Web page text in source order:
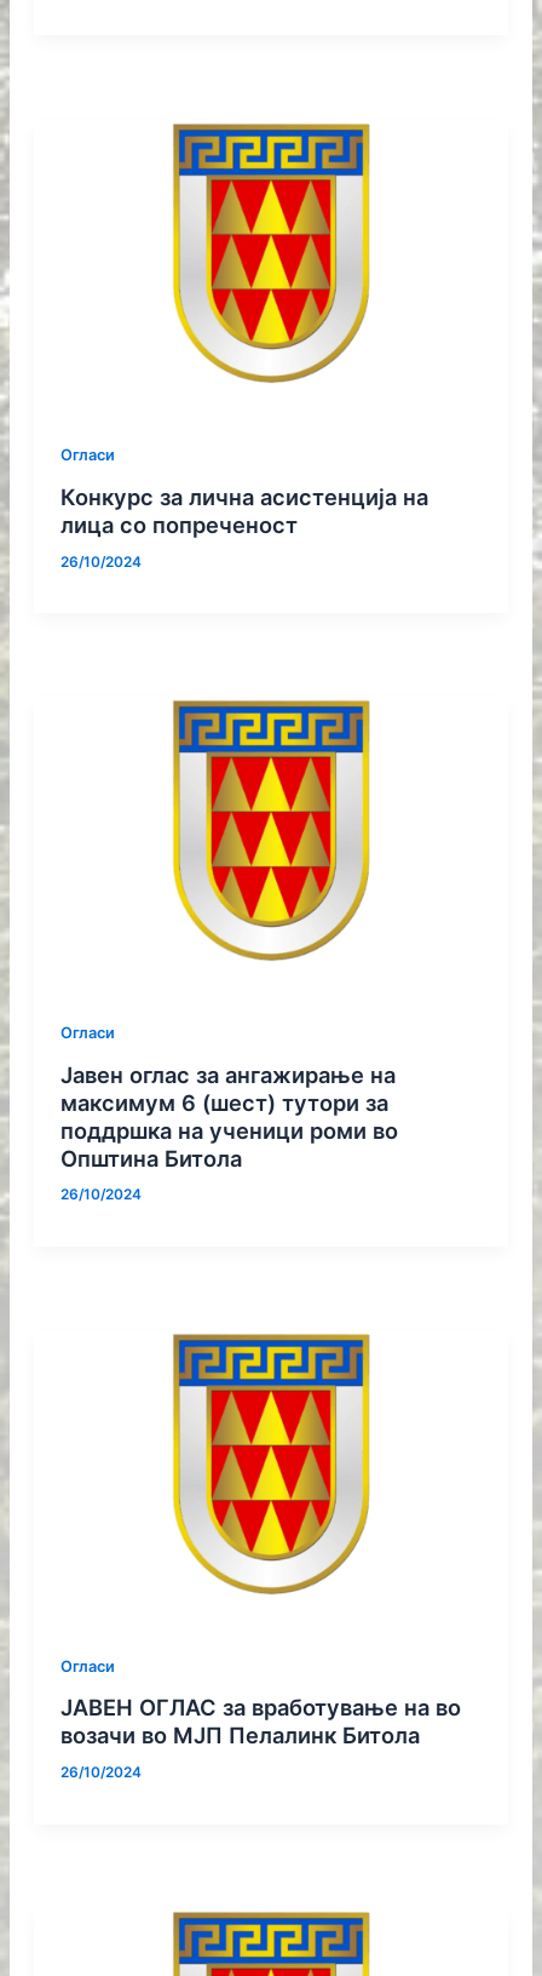
Огласи
Конкурс за лична асистенција на
лица со попреченост
26/10/2024
Огласи
Јавен оглас за ангажирање на
максимум 6 (шест) тутори за
поддршка на ученици роми во
Општина Битола
26/10/2024
Огласи
ЈАВЕН ОГЛАС за вработување на во
возачи во МЈП Пелалинк Битола
26/10/2024